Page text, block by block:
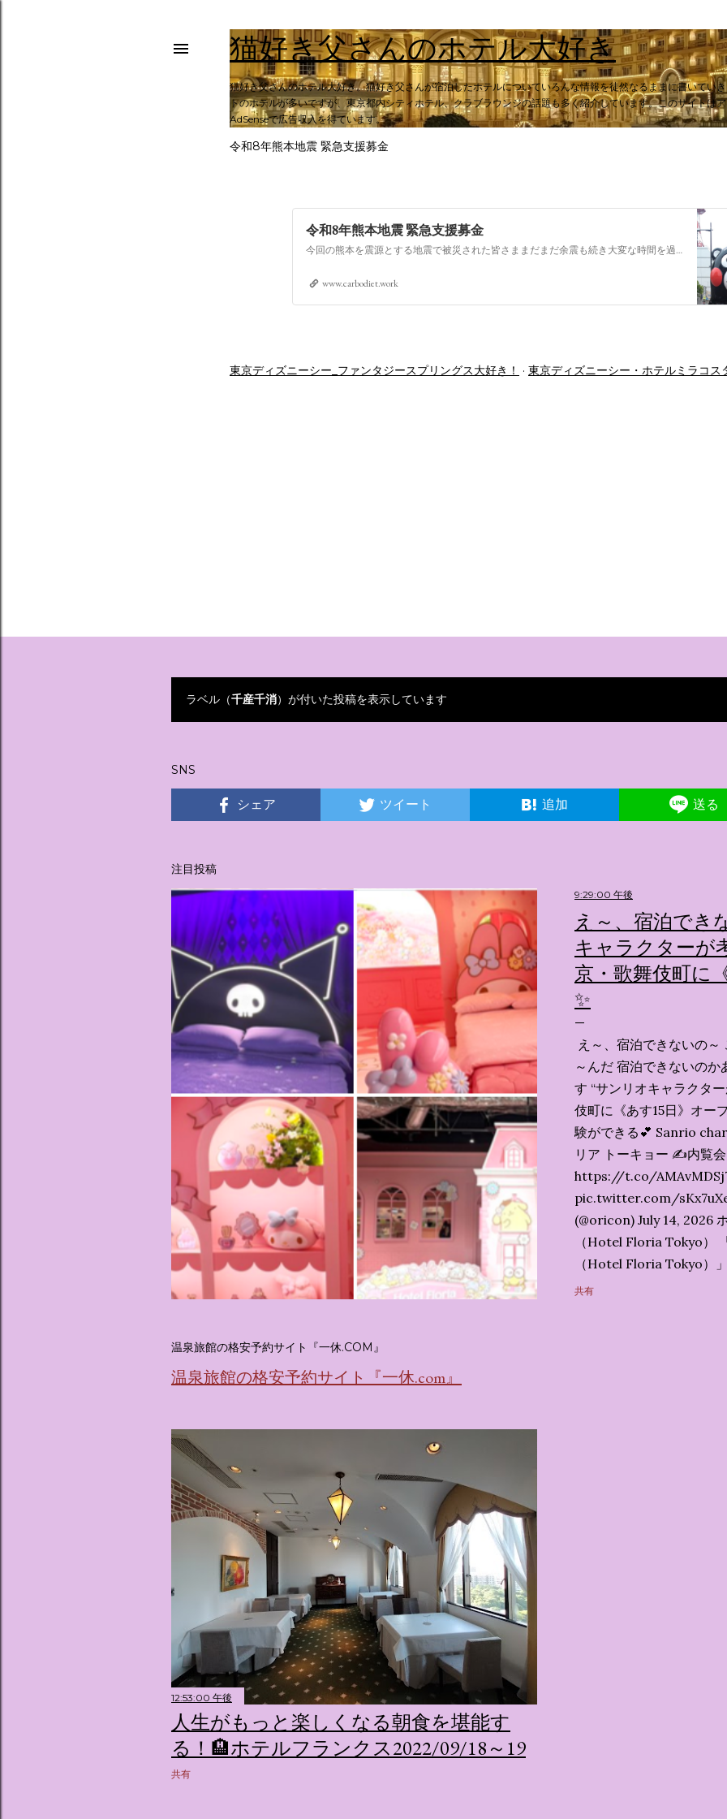
猫好き父さんのホテル大好き
猫好き父さんのホテル大好き。猫好き父さんが宿泊したホテルについていろんな情報を徒然なるままに書いてい
トのホテルが多いですが、東京都内シティホテル、クラブラウンジの話題も多く紹介しています。このサイトは
AdSenseで広告収入を得ています。
令和8年熊本地震 緊急支援募金
令和8年熊本地震 緊急支援募金
今回の熊本を震源とする地震で被災された皆さままだまだ余震も続き大変な時間を過ごされていると思います。心よりお見舞い申し上げます
www.carbodiet.work
東京ディズニーシー_ファンタジースプリングス大好き！ 東京ディズニーシー・ホテルミラコス
投ラベル（千産千消）が付いた投稿を表示しています
SNS
シェア ツイート 追加 送る
注目投稿
9:29:00 午後
え～、宿泊でき
キャラクターが
京・歌舞伎町に
✨️
え～、宿泊できないの
～んだ 宿泊できないの
す “サンリオキャラクタ
伎町に《あす15日》オー
験ができる💕 Sanrio
リア トーキョー ✍️内覧
https://t.co/
pic.twitter.com/
(@oricon) July 14, 2026
（Hotel Floria Tokyo）
（Hotel Floria Tokyo）
ではなく、2026年7月15
共有
温泉旅館の格安予約サイト『一休.COM』
温泉旅館の格安予約サイト『一休.com』
12:53:00 午後
人生がもっと楽しくなる朝食を堪能す
る！🏨ホテルフランクス2022/09/18～19
共有